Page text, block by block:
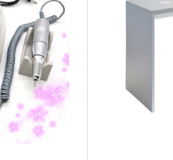
codice tracciatura del
è consigliabile